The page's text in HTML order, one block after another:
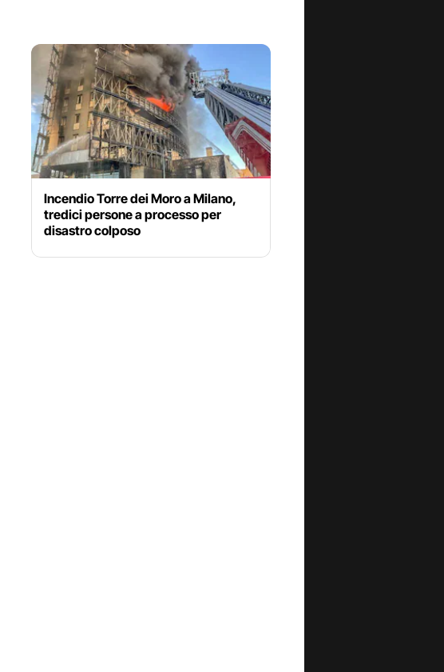
Incendio Torre dei Moro a Milano,
tredici persone a processo per
disastro colposo